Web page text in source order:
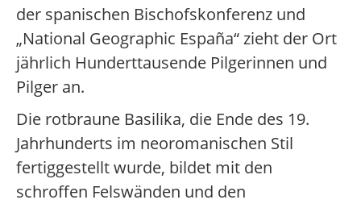
der spanischen Bischofskonferenz und
„National Geographic España“ zieht der Ort
jährlich Hunderttausende Pilgerinnen und
Pilger an.
Die rotbraune Basilika, die Ende des 19.
Jahrhunderts im neoromanischen Stil
fertiggestellt wurde, bildet mit den
schroffen Felswänden und den